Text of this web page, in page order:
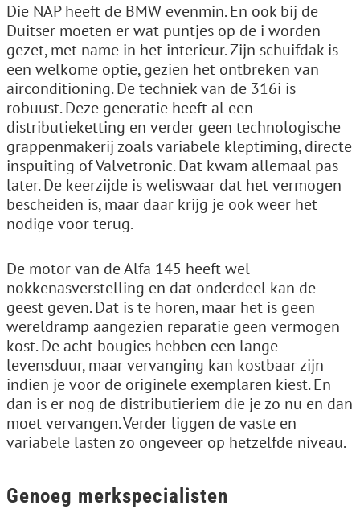
Die NAP heeft de BMW evenmin. En ook bij de
Duitser moeten er wat puntjes op de i worden
gezet, met name in het interieur. Zijn schuifdak is
een welkome optie, gezien het ontbreken van
airconditioning. De techniek van de 316i is
robuust. Deze generatie heeft al een
distributieketting en verder geen technologische
grappenmakerij zoals variabele kleptiming, directe
inspuiting of Valvetronic. Dat kwam allemaal pas
later. De keerzijde is weliswaar dat het vermogen
bescheiden is, maar daar krijg je ook weer het
nodige voor terug.
De motor van de Alfa 145 heeft wel
nokkenasverstelling en dat onderdeel kan de
geest geven. Dat is te horen, maar het is geen
wereldramp aangezien reparatie geen vermogen
kost. De acht bougies hebben een lange
levensduur, maar vervanging kan kostbaar zijn
indien je voor de originele exemplaren kiest. En
dan is er nog de distributieriem die je zo nu en dan
moet vervangen. Verder liggen de vaste en
variabele lasten zo ongeveer op hetzelfde niveau.
Genoeg merkspecialisten